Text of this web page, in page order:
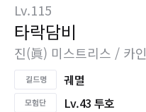
Lv.115
타락담비
진(眞) 미스트리스 / 카인
궤멸
Lv.43 투호